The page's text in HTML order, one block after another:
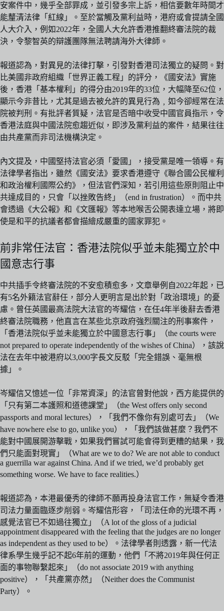
安案件中，幾乎全部罪成，並引發多宗上訴，相信要數年時間才
能釐清法律「紅線」。至於當觸及黨利益時，港府或會提請全國
人大介入，例如2022年，全國人大允許香港推翻終審法院的裁
決，令黎智英的辯護團隊無法聘請海外大律師。
報道認為，對異見的法律打擊，引發對香港司法獨立的疑問。對
比美國非政府組織「世界正義工程」的評分，《國安法》實施
後，香港「基本權利」的得分由2019年的33位，大幅降至62位，
顯示今非昔比，尤其是過去被允許的異見行為﹐如今卻經常在法
院被判刑。有批評者質疑，法官是否暗中收受中國官員指示，令
香港法庭與中國法院愈趨近似，即涉及黨利益的案件，結果往往
由共產黨而非司法機構決定。
內文提及，中國堅持法官必須「愛國」，接受黨是唯一領導。有
法律學者指出，雖然《國安法》要求香港遵守《聯合國公民權利
和政治權利國際公約》，但法官們深知，若引用這些原則阻止中
共達成目的，只會「以挫敗告終」（end in frustration）。而中共
會透過《大公報》和《文匯報》等本地喉舌公開表達立場，將即
使是和平的抗議者都會描繪成嚴重的國家罪犯。
前非常任法官：香港法院似乎並未能獨立於中
國意志行事
中共插手令終審法院的不安愈積愈多，文章舉例自2022年起，已
有5名外籍法官辭任，部分人更明言是出於對「政治環境」的憂
慮。曾任英國最高法院大法官的岑耀信，在任4年半後辭去香港
終審法院職務，他直言在某些北京政府強烈關注的刑事案件，
「香港法院似乎並未能獨立於中國意志行事」（the courts were
not prepared to operate independently of the wishes of China），該說
法在去年中被港府以3,000字長文反駁「完全錯誤、毫無根
據」。
岑耀信又憶述一位「非常資深」的法官曾對他說，西方能提供的
「只有第二本護照和道德課堂」（the West offers only second
passports and moral lectures），「我們不像你有別處可去」（We
have nowhere else to go, unlike you），「我們該做甚麼？我們不
能對中國展開游擊戰，如果我們嘗試可能會得到更糟的結果，我
們只能面對現實」（What are we to do? We are not able to conduct
a guerrilla war against China. And if we tried, we’d probably get
something worse. We have to face realities.）
報道認為，本港最優秀的律師不願再投身法官工作，無疑令香港
司法力量面臨逐步削弱。岑耀信形容，「司法任命的光環不再，
感覺法官已不如過往獨立」（A lot of the gloss of a judicial
appointment disappeared with the feeling that the judges are no longer
as independent as they used to be）。法律學者則透露，新一代法
律系學生幾乎記不起6年前的運動，他們「不將2019年與任何正
面的事物聯繫起來」（do not associate 2019 with anything
positive），「共產黨亦然」（Neither does the Communist
Party）。